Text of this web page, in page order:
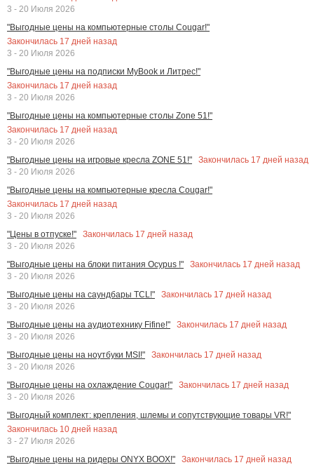
3 - 20 Июля 2026
"Выгодные цены на компьютерные столы Cougar!"
Закончилась 17 дней назад
3 - 20 Июля 2026
"Выгодные цены на подписки MyBook и Литрес!"
Закончилась 17 дней назад
3 - 20 Июля 2026
"Выгодные цены на компьютерные столы Zone 51!"
Закончилась 17 дней назад
3 - 20 Июля 2026
"Выгодные цены на игровые кресла ZONE 51!"
Закончилась 17 дней назад
3 - 20 Июля 2026
"Выгодные цены на компьютерные кресла Cougar!"
Закончилась 17 дней назад
3 - 20 Июля 2026
"Цены в отпуске!"
Закончилась 17 дней назад
3 - 20 Июля 2026
"Выгодные цены на блоки питания Ocypus !"
Закончилась 17 дней назад
3 - 20 Июля 2026
"Выгодные цены на саундбары TCL!"
Закончилась 17 дней назад
3 - 20 Июля 2026
"Выгодные цены на аудиотехнику Fifine!"
Закончилась 17 дней назад
3 - 20 Июля 2026
"Выгодные цены на ноутбуки MSI!"
Закончилась 17 дней назад
3 - 20 Июля 2026
"Выгодные цены на охлаждение Cougar!"
Закончилась 17 дней назад
3 - 20 Июля 2026
"Выгодный комплект: крепления, шлемы и сопутствующие товары VR!"
Закончилась 10 дней назад
3 - 27 Июля 2026
"Выгодные цены на ридеры ONYX BOOX!"
Закончилась 17 дней назад